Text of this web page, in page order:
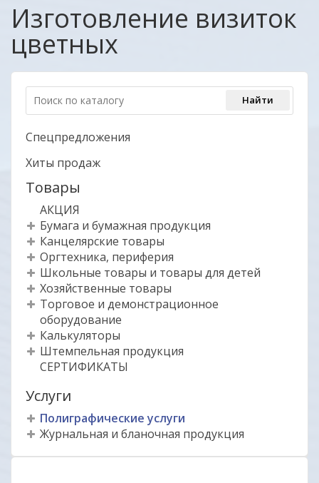
Изготовление визиток
цветных
Спецпредложения
Хиты продаж
Товары
АКЦИЯ
Бумага и бумажная продукция
Канцелярские товары
Оргтехника, периферия
Школьные товары и товары для детей
Хозяйственные товары
Торговое и демонстрационное
оборудование
Калькуляторы
Штемпельная продукция
СЕРТИФИКАТЫ
Услуги
Полиграфические услуги
Журнальная и бланочная продукция